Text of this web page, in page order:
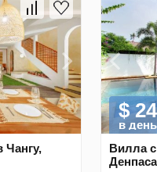
Чангу,
$
в день
Вилла